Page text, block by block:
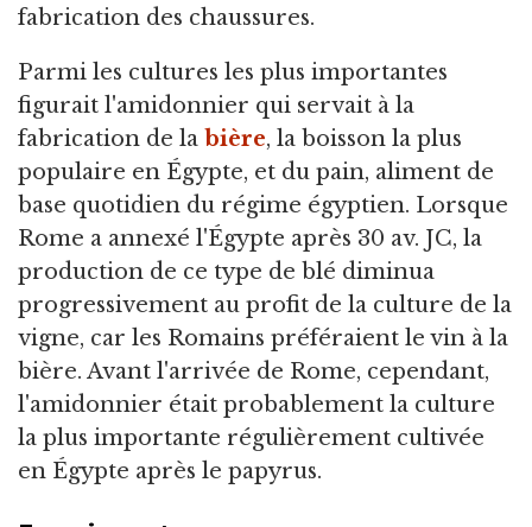
fabrication des chaussures.
Parmi les cultures les plus importantes
figurait l'amidonnier qui servait à la
fabrication de la bière, la boisson la plus
populaire en Égypte, et du pain, aliment de
base quotidien du régime égyptien. Lorsque
Rome a annexé l'Égypte après 30 av. JC, la
production de ce type de blé diminua
progressivement au profit de la culture de la
vigne, car les Romains préféraient le vin à la
bière. Avant l'arrivée de Rome, cependant,
l'amidonnier était probablement la culture
la plus importante régulièrement cultivée
en Égypte après le papyrus.